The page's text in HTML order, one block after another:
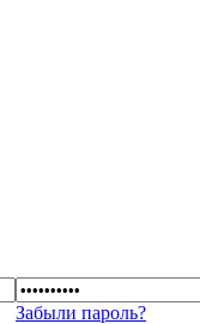
Забыли пароль?